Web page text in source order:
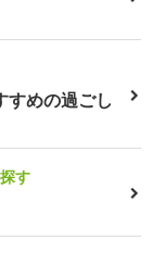
すめの過ごし
す